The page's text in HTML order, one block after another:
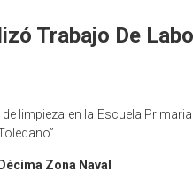
Trabajo De
limpieza en la Escuela Primaria
Zona Naval